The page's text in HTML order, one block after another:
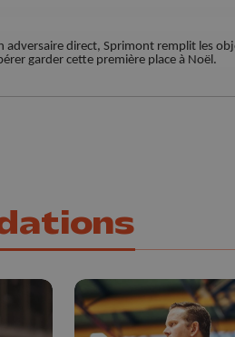
adversaire direct, Sprimont remplit les
garder cette première place à Noël.